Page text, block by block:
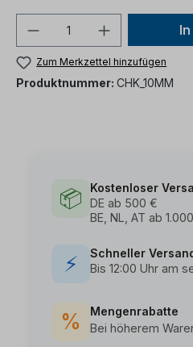
Zum Merkzettel hinzufügen
Produktnummer: CHK_10MM
📦
Kostenloser
DE ab 500 €
BE, NL, AT ab
⚡
Schneller
Bis 12:00 Uhr am
%
Mengenrabatte
Bei höherem